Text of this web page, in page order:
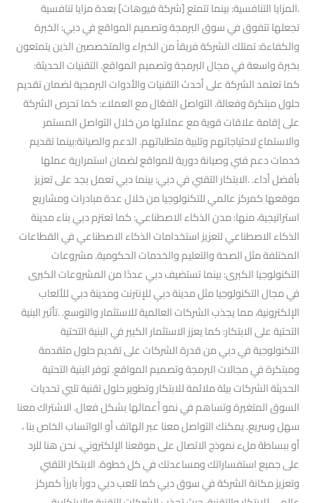
.المزايا التنافسية: بينما تتمتع [شركة فيوهات] بعدة مزايا تنافسية
تجعلها تتفوق في سوق البرمجة وتصميم المواقع في دبي: الخبرة
والكفاءة: تمتلك الشركة فريقاً من الخبراء والمتخصصين الذين يتمتعون
بخبرة واسعة في مجال البرمجة وتصميم المواقع. التقنيات الحديثة:
كما تعتمد الشركة على أحدث التقنيات والأدوات البرمجية لضمان تقديم
حلول مبتكرة وفعالة. التواصل الفعّال مع العملاء: كما تحرص الشركة
على إقامة علاقات قوية مع عملائها من خلال التواصل المستمر
والاستماع لاحتياجاتهم وتلبية متطلباتهم. الدعم والصيانة:بينما تقديم
خدمات دعم فني وصيانة دورية للمواقع لضمان استمرارية عملها
بأفضل أداء. .الابتكار التقني في دبي: بينما دبي تعمل بجد على تعزيز
موقعها كمركز عالمي للتكنولوجيا من خلال عدة مبادرات ومشاريع
استراتيجية، منها: مدن الذكاء الاصطناعي: كما تعتزم دبي بناء مدينة
الذكاء الاصطناعي لتعزيز استخدامات الذكاء الاصطناعي في القطاعات
المختلفة مثل الصحة والتعليم والخدمات الحكومية. مشروعات
التكنولوجيا الكبرى: بينما تستضيف دبي عددًا من المشروعات الكبرى
في مجال التكنولوجيا مثل مدينة دبي للإنترنت ومدينة دبي للألعاب
الإلكترونية، مما يجذب الشركات العالمية للاستثمار والتوسع. .تأثير البنية
التحتية على الابتكار: كما يعزز الاستثمار الكبير في البنية التحتية
التكنولوجية في دبي من قدرة الشركات على تقديم حلول متقدمة
ومبتكرة في مجالات البرمجة وتصميم المواقع. توفر البنية التحتية
الحديثة الشركات بيئة ملائمة للابتكار وتطوير حلول تقنية تلبي تحديات
السوق المتغيرة وتساهم في نمو أعمالها بشكل فعال. الاشتراك معنا
سهل وسريع. يمكنك التواصل معنا عبر الهاتف أو الواتساب الخاص بنا ،
أو ببساطة ملء نموذج الاتصال على موقعنا الإلكتروني. نحن هنا للرد
على جميع استفساراتك ومساعدتك في كل خطوة. الابتكار التقني
وتعزيز مكانة الشركة في سوق دبي كما تلعب دبي دوراً بارزاً كمركز